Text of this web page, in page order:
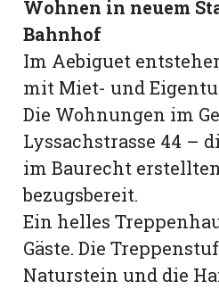
Wohnen in neuem
Bahnhof
Im Aebiguet
mit Miet- und
Die Wohnungen im
Lyssachstrasse 44 –
im Baurecht
bezugsbereit.
Ein helles
Gäste. Die
Naturstein und die